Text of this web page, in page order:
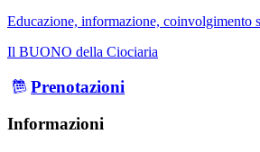
Educazione, informazione, coinvolgimento
Il BUONO della Ciociaria
Prenotazioni
Informazioni